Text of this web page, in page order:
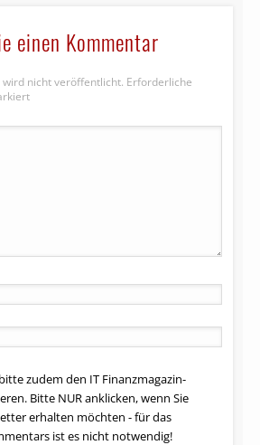
einen Kommentar
nicht veröffentlicht. Erforderliche
zudem den IT Finanzmagazin-
Bitte NUR anklicken, wenn Sie
erhalten möchten - für das
ist es nicht notwendig!